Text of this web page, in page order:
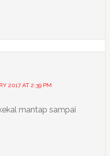
2017 AT 2:39 PM
mantap sampai